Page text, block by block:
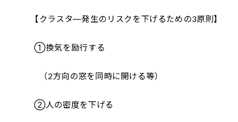
【クラスタ―発生のリスクを下げるための3原則】
①換気を励行する
（2方向の窓を同時に開ける等）
②人の密度を下げる